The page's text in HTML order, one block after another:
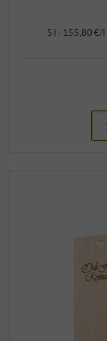
5 l · 155,80 €/l